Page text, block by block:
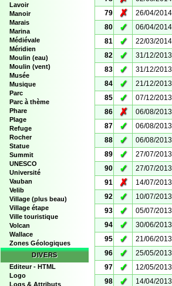
Lavoir
Manoir
Marais
Marina
Médiévale
Méridien
Moulin (eau)
Moulin (vent)
Musée
Musique
Parc
Parc à thème
Phare
Plage
Refuge
Rocher
Statue
Summit
UNESCO
Université
Vauban
Velib
Village (plus beau)
Village étape
Ville touristique
Volcan
Wallace
Zones Géologiques
DIVERS
Editeur - HTML
Logo
Logs & Attributs
79
✗ 26/04/2014
80
✓ 06/04/2014
81
✓ 22/03/2014
82
✓ 31/12/2013
83
✓ 31/12/2013
84
✓ 21/12/2013
85
✓ 07/12/2013
86
✗ 06/08/2013
87
✓ 06/08/2013
88
✓ 06/08/2013
89
✓ 27/07/2013
90
✓ 27/07/2013
91
✗ 14/07/2013
92
✓ 10/07/2013
93
✓ 05/07/2013
94
✓ 30/06/2013
95
✓ 21/06/2013
96
✓ 25/05/2013
97
✓ 12/05/2013
98
✓ 14/04/2013